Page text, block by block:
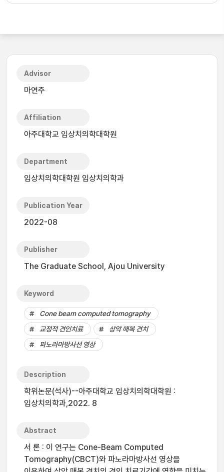
Advisor
마연주
Affiliation
아주대학교 임상치의학대학원
Department
임상치의학대학원 임상치의학과
Publication Year
2022-08
Publisher
The Graduate School, Ajou University
Keyword
Cone beam computed tomography
교정적 견인치료
상악 매복 견치
파노라마방사선 영상
Description
학위논문(석사)--아주대학교 임상치의학대학원 :
임상치의학과,2022. 8
Abstract
서 론 : 이 연구는 Cone-Beam Computed
Tomography(CBCT)와 파노라마방사선 영상을